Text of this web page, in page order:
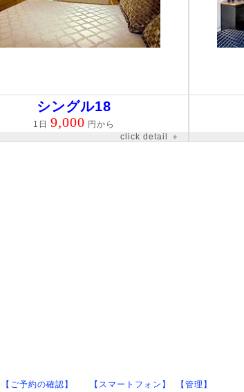
シングル18
1日 9,000 円から
click detail ＋
【ご予約の確認】 【スマートフォン】 【管理】